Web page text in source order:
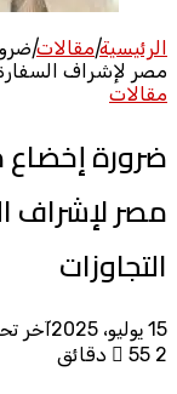
الرئيسية|مقالات|
مصر لإشراف
مقالات
ضرورة إخضاع
مصر لإشراف
التجاوزات
15 يوليو، 2025
آخر تحديث: 15
55 2 دقائق